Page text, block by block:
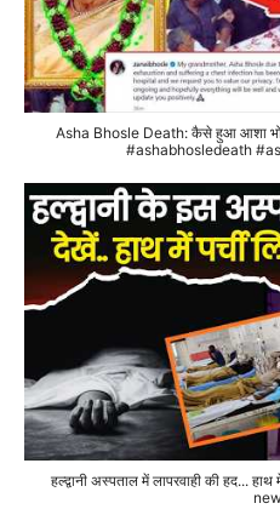
Asha Bhosle Death: कैसे हुआ आशा
#ashabhosledeath
हल्द्वानी अस्पताल में लापरवाही की हद...